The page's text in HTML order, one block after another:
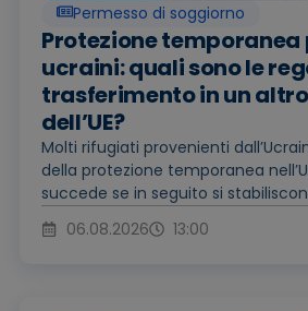
Permesso di soggiorno
Protezione temporanea
ucraini: quali sono le
trasferimento in un altro
dell’UE?
Molti rifugiati provenienti
della protezione temporanea
succede se in seguito si
06.08.2026
13:00